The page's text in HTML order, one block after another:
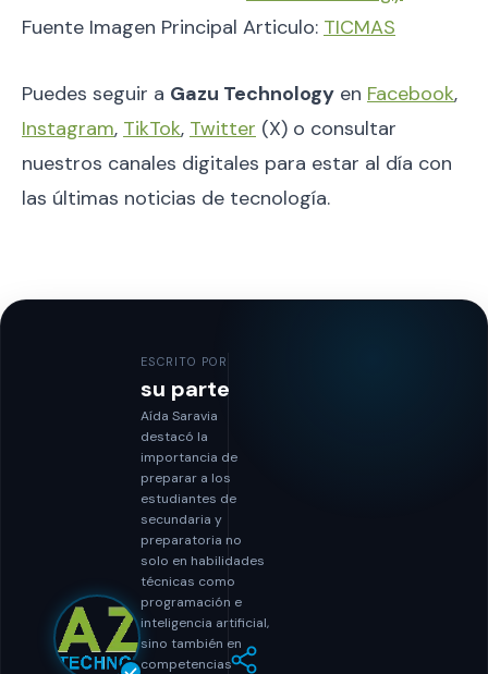
Fuente Imagen Principal Articulo: TICMAS
Puedes seguir a Gazu Technology en Facebook,
Instagram, TikTok, Twitter (X) o consultar
nuestros canales digitales para estar al día con
las últimas noticias de tecnología.
ESCRITO POR
su parte
Aída Saravia
destacó la
importancia de
preparar a los
estudiantes de
secundaria y
preparatoria no
solo en habilidades
técnicas como
programación e
inteligencia artificial,
sino también en
competencias